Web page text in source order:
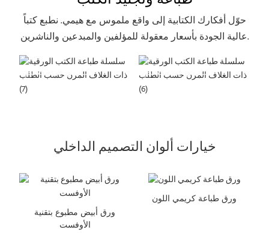
حوّل أفكارك الكتابية إلى واقع ملموس مع هيمي. نطبع كتباً
عالية الجودة بأسعار معقولة للمؤلفين والمبدعين والناشرين.
كتاب ورقي مخصص كتاب ورقي مخصص
خيارات ألوان التصميم الداخلي
ورق أبيض مطبوع بتقنية
الأوفست
ورق طباعة كريمي اللون